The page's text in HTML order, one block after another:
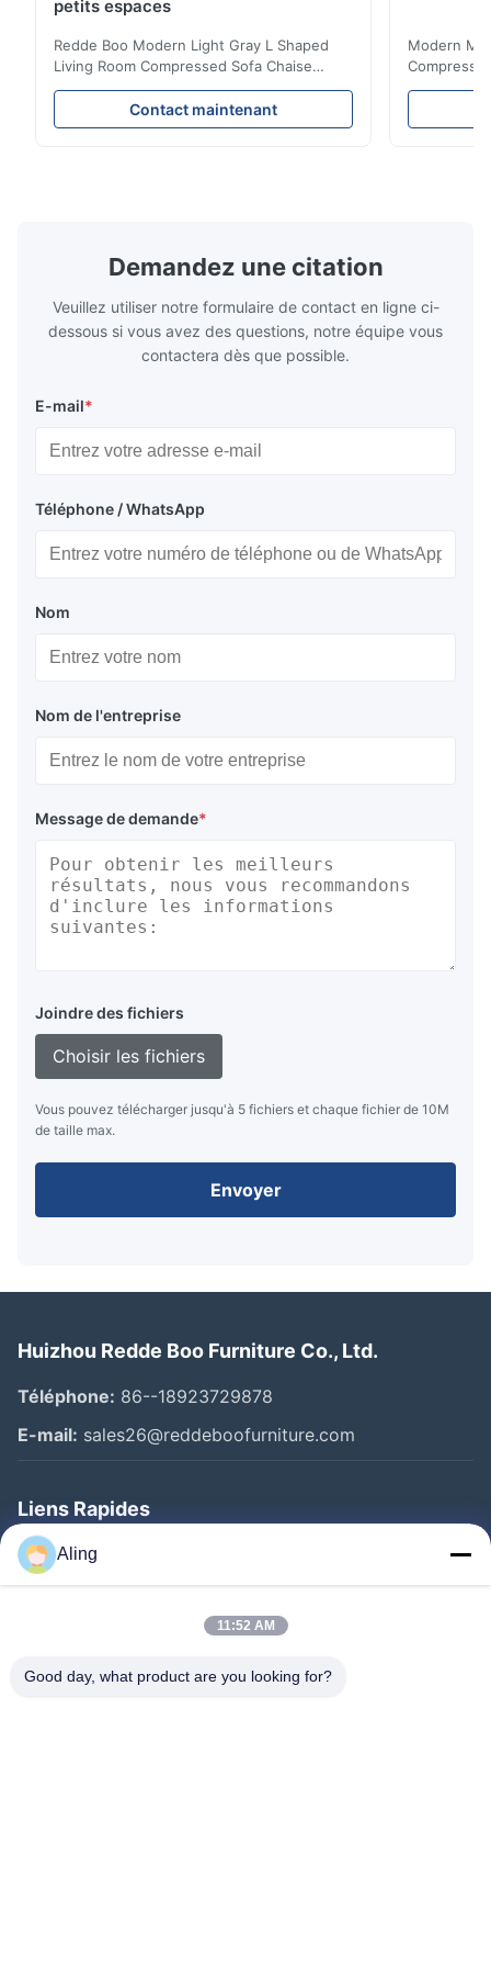
petits espaces
Redde Boo Modern Light Gray L Shaped
Living Room Compressed Sofa Chaise
Lounge Product Overview High resilience
soft sectional sofa designed for small
spaces, featuring a contemporary light gray
Contact maintenant
Modern
Room
Demandez une citation
Veuillez utiliser notre formulaire de contact en ligne ci-
dessous si vous avez des questions, notre équipe vous
contactera dès que possible.
E-mail*
Téléphone / WhatsApp
Nom
Nom de l'entreprise
Message de demande*
Joindre des fichiers
Choisir les fichiers
Vous pouvez télécharger jusqu'à 5 fichiers et chaque fichier de 10M
de taille max.
Envoyer
Huizhou Redde Boo Furniture Co., Ltd.
Téléphone: 86--18923729878
E-mail: sales26@reddeboofurniture.com
Liens Rapides
Aperçu
Produits
A Propos De Nous
Aling
11:52 AM
Good day, what product are you looking for?